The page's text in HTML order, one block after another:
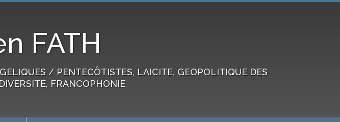
FATH
/ PENTECÔTISTES, LAICITE, GEOPOLITIQUE DES
FRANCOPHONIE